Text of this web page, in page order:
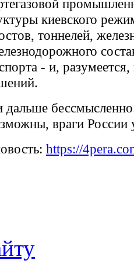
киевского
тоннелей,
- и,
дальше
враги
https://